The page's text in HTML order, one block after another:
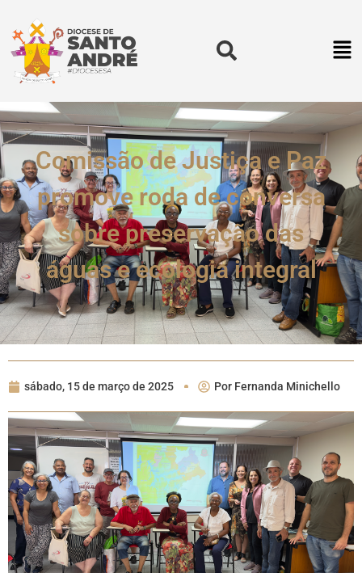
Comissão de Justiça e Paz
promove roda de conversa
sobre preservação das
águas e ecologia integral
sábado, 15 de março de 2025 Por Fernanda Minichello